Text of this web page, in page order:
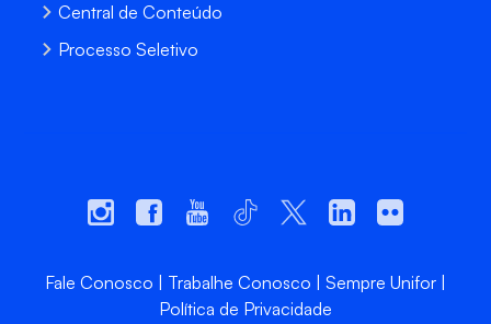
Central de Conteúdo
Processo Seletivo
Fale Conosco Trabalhe Conosco
Sempre Unifor
Política de Privacidade